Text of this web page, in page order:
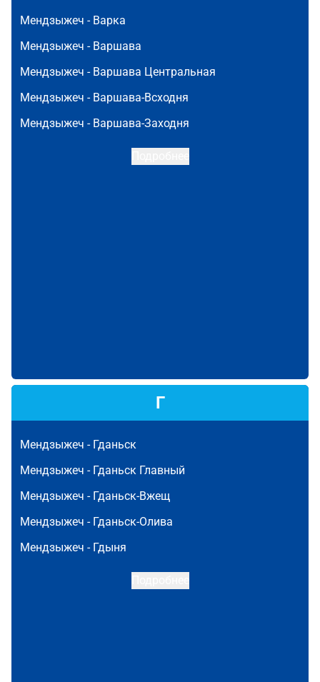
Мендзыжеч - Варка
Мендзыжеч - Варшава
Мендзыжеч - Варшава Центральная
Мендзыжеч - Варшава-Всходня
Мендзыжеч - Варшава-Заходня
Г
Мендзыжеч - Гданьск
Мендзыжеч - Гданьск Главный
Мендзыжеч - Гданьск-Вжещ
Мендзыжеч - Гданьск-Олива
Мендзыжеч - Гдыня